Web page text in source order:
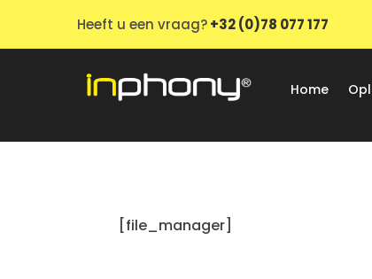
Heeft u een vraag?+32 (0)78 077 177
Home
[file_manager]